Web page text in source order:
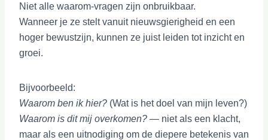
Niet alle waarom-vragen zijn onbruikbaar.
Wanneer je ze stelt vanuit nieuwsgierigheid en een
hoger bewustzijn, kunnen ze juist leiden tot inzicht en
groei.
Bijvoorbeeld:
Waarom ben ik hier? (Wat is het doel van mijn leven?)
Waarom is dit mij overkomen? — niet als een klacht,
maar als een uitnodiging om de diepere betekenis van